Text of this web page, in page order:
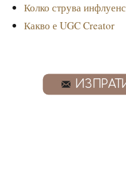
Колко струва
Какво е UGC Creator